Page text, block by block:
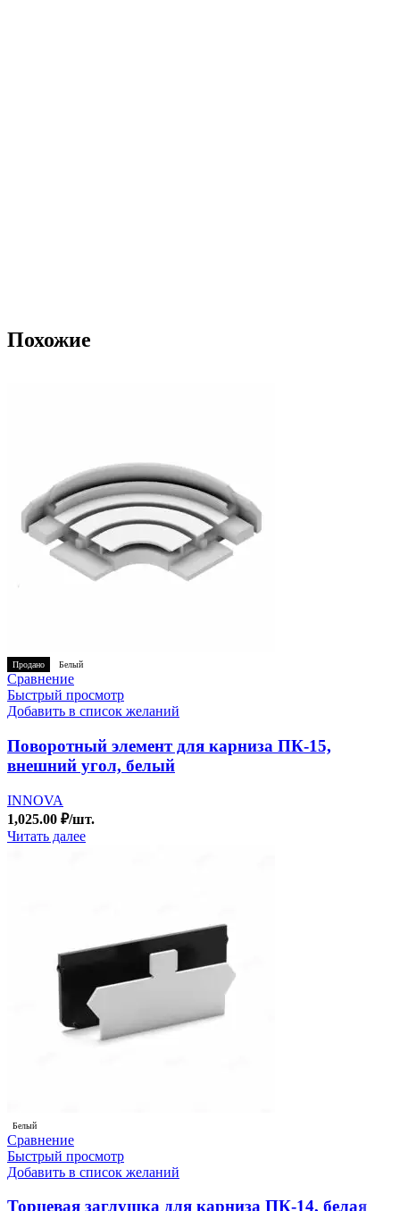
Похожие
Продано Белый
Сравнение
Быстрый просмотр
Добавить в список желаний
Поворотный элемент для карниза ПК-15,
внешний угол, белый
INNOVA
1,025.00 ₽/шт.
Читать далее
Белый
Сравнение
Быстрый просмотр
Добавить в список желаний
Торцевая заглушка для карниза ПК-14, белая